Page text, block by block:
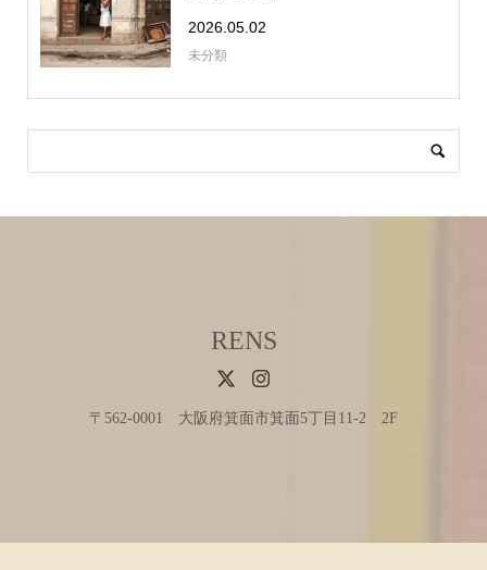
2026.05.02
未分類
RENS
〒562-0001 大阪府箕面市箕面5丁目11-2 2F